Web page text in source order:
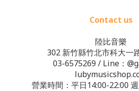
Contact us
陸比音樂
302 新竹縣竹北市科大一
03-6575269 / Line：
營業時間：平日14:00-22:00